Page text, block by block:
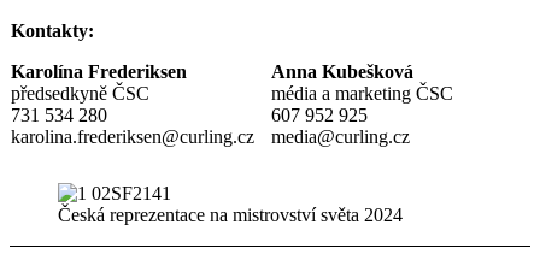
Kontakty:
Karolína Frederiksen
předsedkyně ČSC
731 534 280
karolina.frederiksen@curling.cz
Anna Kubešková
média a marketing ČSC
607 952 925
media@curling.cz
Česká reprezentace na mistrovství světa 2024